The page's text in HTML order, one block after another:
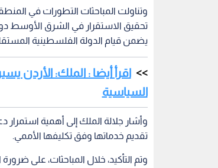
وتناولت المباحثات التطورات في
تحقيق الاستقرار في الشرق الأوسط
يضمن قيام الدولة الفلسطينية المستقلة على خطوط
اقرأ أيضا : الملك: الأردن
السياسية
وأشار جلالة الملك إلى أهمية استمرار
تقديم خدماتها وفق تكليفها الأممي.
وتم التأكيد، خلال المباحثات، على